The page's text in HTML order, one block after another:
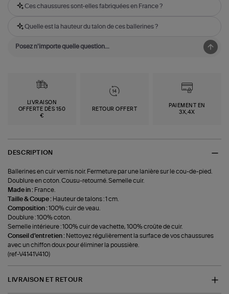
Ces chaussures sont-elles fabriquées en France ?
Quelle est la hauteur du talon de ces ballerines ?
LIVRAISON
OFFERTE DÈS 150
€
RETOUR OFFERT
PAIEMENT EN
3X,4X
DESCRIPTION
Ballerines en cuir vernis noir. Fermeture par une lanière sur le cou-de-pied.
Doublure en coton. Cousu-retourné. Semelle cuir.
Made in : France.
Taille & Coupe : Hauteur de talons : 1 cm.
Composition :100% cuir de veau.
Doublure : 100% coton.
Semelle intérieure : 100% cuir de vachette, 100% croûte de cuir.
Conseil d'entretien : Nettoyez régulièrement la surface de vos chaussures
avec un chiffon doux pour éliminer la poussière.
(ref-V4141V410)
LIVRAISON ET RETOUR